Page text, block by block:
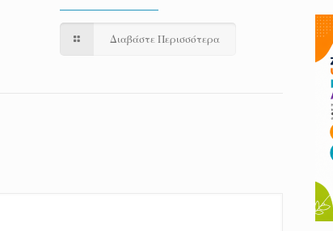
Διαβάστε Περισσότερα